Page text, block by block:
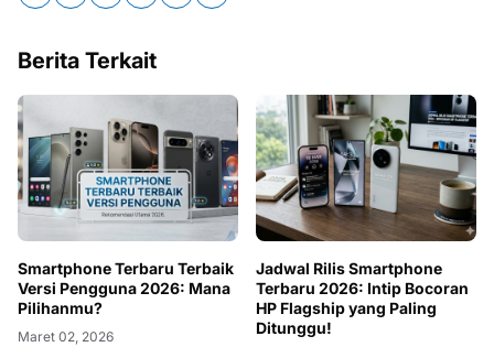
Berita Terkait
Smartphone Terbaru Terbaik
Versi Pengguna 2026: Mana
Pilihanmu?
Maret 02, 2026
Jadwal Rilis Smartphone
Terbaru 2026: Intip Bocoran
HP Flagship yang Paling
Ditunggu!